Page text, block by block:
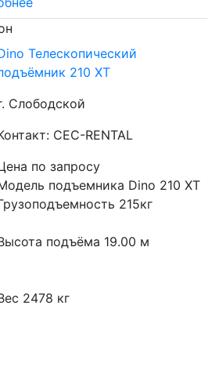
Телескопический
210 XT​
Слободской
CEC-RENTAL
по запросу
подъемника Dino 210 XT
215кг
подъёма 19.00 м
2478 кг